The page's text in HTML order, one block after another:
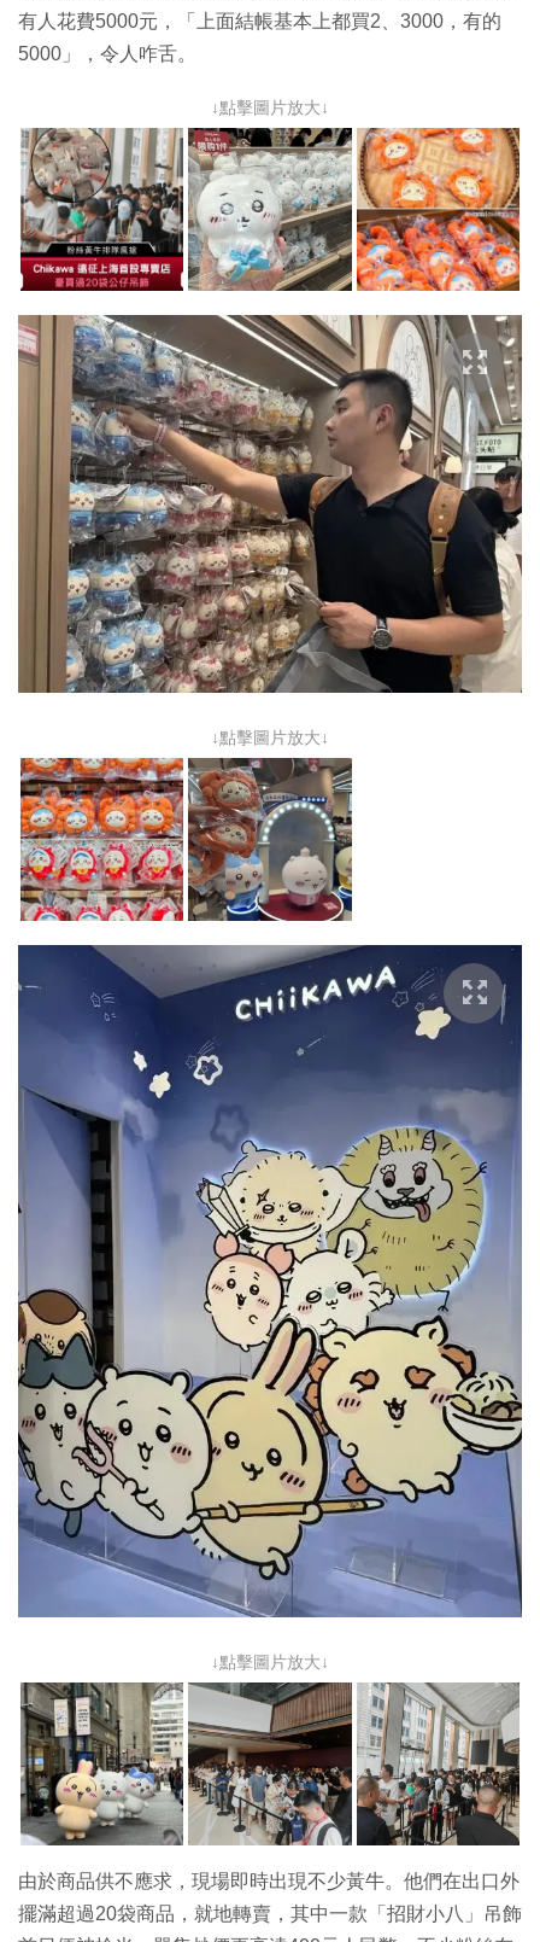
有人花費5000元，「上面結帳基本上都買2、3000，有的
5000」，令人咋舌。
↓點擊圖片放大↓
↓點擊圖片放大↓
↓點擊圖片放大↓
由於商品供不應求，現場即時出現不少黃牛。他們在出口外
擺滿超過20袋商品，就地轉賣，其中一款「招財小八」吊飾